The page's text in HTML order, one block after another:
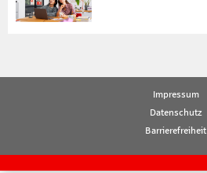
Impressum
Datenschutz
Barrierefreiheit